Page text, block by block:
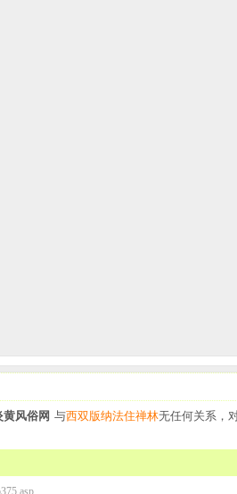
黄风俗网 与西双版纳法住禅林无任何关系，